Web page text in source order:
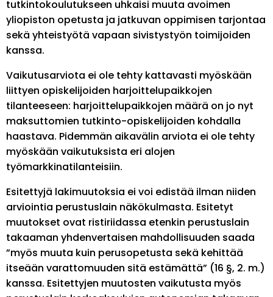
tutkintokoulutukseen uhkaisi muuta avoimen
yliopiston opetusta ja jatkuvan oppimisen tarjontaa
sekä yhteistyötä vapaan sivistystyön toimijoiden
kanssa.
Vaikutusarviota ei ole tehty kattavasti myöskään
liittyen opiskelijoiden harjoittelupaikkojen
tilanteeseen: harjoittelupaikkojen määrä on jo nyt
maksuttomien tutkinto-opiskelijoiden kohdalla
haastava. Pidemmän aikavälin arviota ei ole tehty
myöskään vaikutuksista eri alojen
työmarkkinatilanteisiin.
Esitettyjä lakimuutoksia ei voi edistää ilman niiden
arviointia perustuslain näkökulmasta. Esitetyt
muutokset ovat ristiriidassa etenkin perustuslain
takaaman yhdenvertaisen mahdollisuuden saada
”myös muuta kuin perusopetusta sekä kehittää
itseään varattomuuden sitä estämättä” (16 §, 2. m.)
kanssa. Esitettyjen muutosten vaikutusta myös